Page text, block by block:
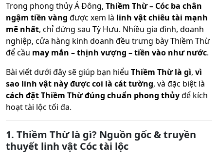
Trong phong thủy Á Đông, Thiềm Thừ – Cóc ba chân
ngậm tiền vàng được xem là linh vật chiêu tài mạnh
mẽ nhất, chỉ đứng sau Tỳ Hưu. Nhiều gia đình, doanh
nghiệp, cửa hàng kinh doanh đều trưng bày Thiềm Thừ
để cầu may mắn – thịnh vượng – tiền vào như nước.
Bài viết dưới đây sẽ giúp bạn hiểu Thiềm Thừ là gì, vì
sao linh vật này được coi là cát tường, và đặc biệt là
cách đặt Thiềm Thừ đúng chuẩn phong thủyđể kích
hoạt tài lộc tối đa.
1. Thiềm Thừ là gì? Nguồn gốc & truyền
thuyết linh vật Cóc tài lộc